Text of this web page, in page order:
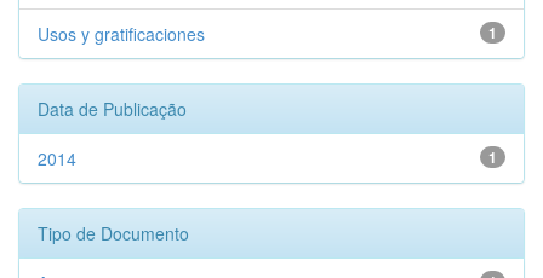
1
Usos y gratificaciones
Data de Publicação
1
2014
Tipo de Documento